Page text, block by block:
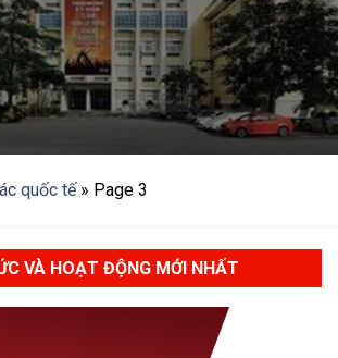
quốc tế» Page 3
VÀ HOẠT ĐỘNG MỚI NHẤT